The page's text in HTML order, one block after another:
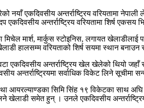
नयाँ एकदिवसीय अन्तर्राष्ट्रिय वरियतामा
एकदिवसीय अन्तर्राष्ट्रिय वरियतामा शिर्ष
मिचेल मार्श, मार्कुस स्टोइनिस, लगायत
हालसम्म वरियताको शिर्ष सयमा स्थान
एकदिवसीय अन्तर्राष्ट्रिय खेल खेलेको थियो
अन्तर्राष्ट्रियमा सर्वाधिक विकेट लिने
आयरल्याण्डका सिमि सिंह १९ विकेटका साथ
खेलाडी समेत हुन् । उनले एकदिवसीय